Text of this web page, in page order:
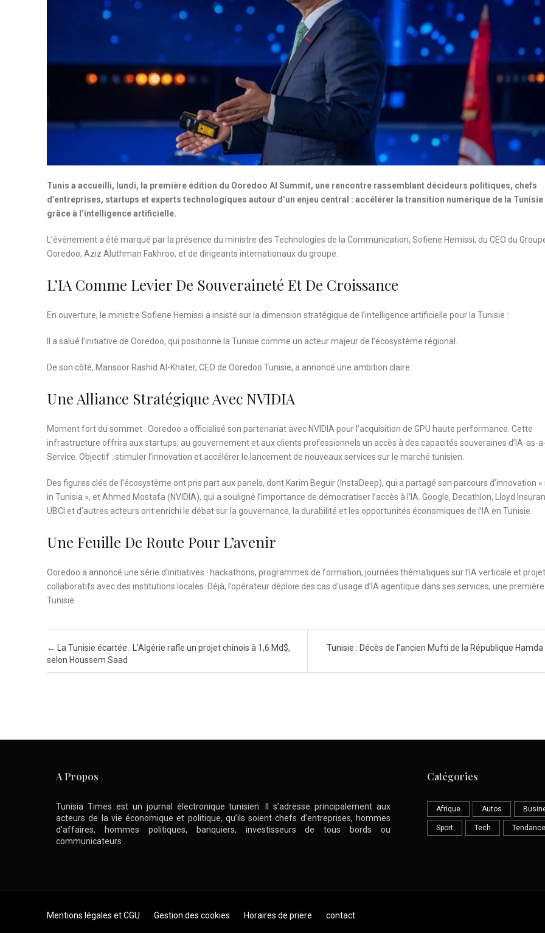
Tunis a accueilli, lundi, la première édition du Ooredoo AI Summit, une rencontre rassemblant décideurs politiques, chefs
d’entreprises, startups et experts technologiques autour d’un enjeu central : accélérer la transition numérique de la Tunisie
grâce à l’intelligence artificielle.
L’événement a été marqué par la présence du ministre des Technologies de la Communication, Sofiene Hemissi, du CEO du
Ooredoo, Aziz Aluthman Fakhroo, et de dirigeants internationaux du groupe.
L’IA Comme Levier De Souveraineté Et De Croissance
En ouverture, le ministre Sofiene Hemissi a insisté sur la dimension stratégique de l’intelligence artificielle pour la Tunisie :
Il a salué l’initiative de Ooredoo, qui positionne la Tunisie comme un acteur majeur de l’écosystème régional.
De son côté, Mansoor Rashid Al-Khater, CEO de Ooredoo Tunisie, a annoncé une ambition claire :
Une Alliance Stratégique Avec NVIDIA
Moment fort du sommet : Ooredoo a officialisé son partenariat avec NVIDIA pour l’acquisition de GPU haute performance. Cette
infrastructure offrira aux startups, au gouvernement et aux clients professionnels un accès à des capacités souveraines d’IA-as-
Service. Objectif : stimuler l’innovation et accélérer le lancement de nouveaux services sur le marché tunisien.
Des figures clés de l’écosystème ont pris part aux panels, dont Karim Beguir (InstaDeep), qui a partagé son parcours d’innovation
in Tunisia », et Ahmed Mostafa (NVIDIA), qui a souligné l’importance de démocratiser l’accès à l’IA. Google, Decathlon, Lloyd
UBCI et d’autres acteurs ont enrichi le débat sur la gouvernance, la durabilité et les opportunités économiques de l’IA en Tunisie.
Une Feuille De Route Pour L’avenir
Ooredoo a annoncé une série d’initiatives : hackathons, programmes de formation, journées thématiques sur l’IA verticale et
collaboratifs avec des institutions locales. Déjà, l’opérateur déploie des cas d’usage d’IA agentique dans ses services, une
Tunisie.
Post navigation
←
La Tunisie écartée : L’Algérie rafle un projet chinois à 1,6 Md$,
selon Houssem Saad
Tunisie : Décès de l’ancien Mufti de la République
A Propos
Tunisia Times est un journal électronique tunisien. Il s’adresse principalement aux
acteurs de la vie économique et politique, qu’ils soient chefs d’entreprises, hommes
d’affaires, hommes politiques, banquiers, investisseurs de tous bords ou
communicateurs .
Catégories
Afrique Autos
Sport Tech Tendance
Skip to content
Mentions légales et CGU Gestion des cookies Horaires de priere contact